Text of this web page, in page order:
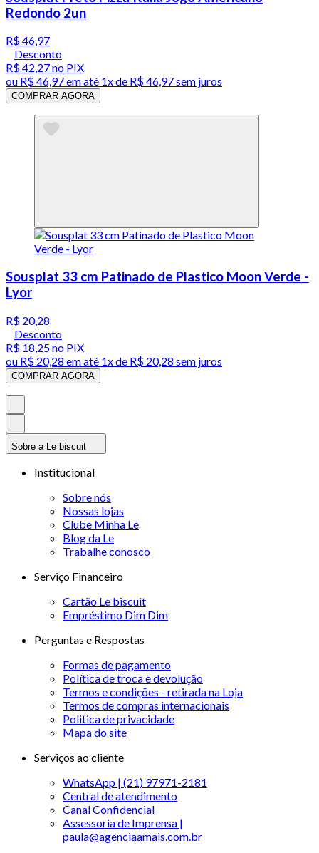
Redondo 2un
R$ 46,97
Desconto
R$ 42,27no PIX
ou R$ 46,97em até 1x de R$ 46,97sem juros
COMPRAR AGORA
Sousplat 33 cm Patinado de Plastico Moon Verde -
Lyor
R$ 20,28
Desconto
R$ 18,25no PIX
ou R$ 20,28 em até 1x de R$ 20,28 sem juros
COMPRAR AGORA
Sobre a Le biscuit
Institucional
Sobre nós
Nossas lojas
Clube Minha Le
Blog da Le
Trabalhe conosco
Serviço Financeiro
Cartão Le biscuit
Empréstimo Dim Dim
Perguntas e Respostas
Formas de pagamento
Política de troca e devolução
Termos e condições - retirada na Loja
Termos de compras internacionais
Politica de privacidade
Mapa do site
Serviços ao cliente
WhatsApp | (21) 97971-2181
Central de atendimento
Canal Confidencial
Assessoria de Imprensa |
paula@agenciaamais.com.br